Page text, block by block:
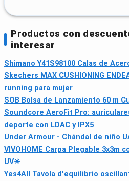
Productos con
interesar
Shimano Y41S98100 Calas de
Skechers MAX CUSHIONING
running para mujer
SOB Bolsa de Lanzamiento 60 m
Soundcore AeroFit Pro:
deporte con LDAC y IPX5
Under Armour - Chándal de niño
VIVOHOME Carpa Plegable 3x3m
UV☀
Yes4All Tavola d'equilibrio